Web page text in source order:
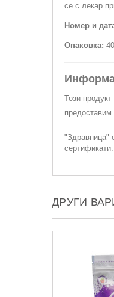
се с лекар
Номер и
Опаковка:
Този
"Здравница"
сертификати.
ДРУГИ